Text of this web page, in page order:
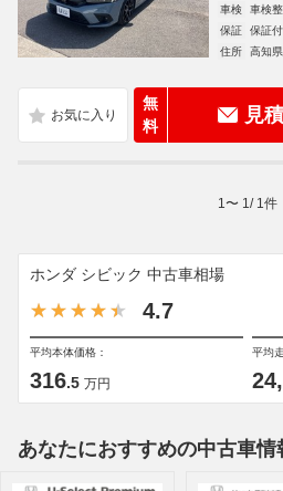
車検
車検
保証
保証付
住所
高知
無
料
見
1 〜 1 / 1 件
ホンダ シビック 中古車相場
4.7
平均本体価格：
316.5 万円
平均
あなたにおすすめの中古車情